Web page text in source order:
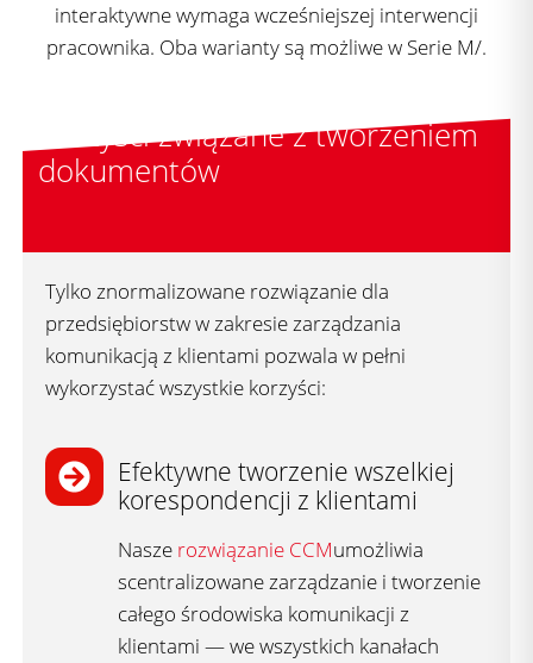
interaktywne wymaga wcześniejszej interwencji
pracownika. Oba warianty są możliwe w Serie M/.
Korzyści związane z tworzeniem
dokumentów
Tylko znormalizowane rozwiązanie dla
przedsiębiorstw w zakresie zarządzania
komunikacją z klientami pozwala w pełni
wykorzystać wszystkie korzyści:
Efektywne tworzenie wszelkiej
korespondencji z klientami
Nasze rozwiązanie CCMumożliwia
scentralizowane zarządzanie i tworzenie
całego środowiska komunikacji z
klientami — we wszystkich kanałach